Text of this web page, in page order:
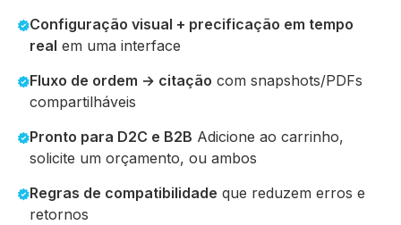
Configuração visual + precificação em tempo
real em uma interface
Fluxo de ordem → citação com snapshots/PDFs
compartilháveis
Pronto para D2C e B2B Adicione ao carrinho,
solicite um orçamento, ou ambos
Regras de compatibilidade que reduzem erros e
retornos